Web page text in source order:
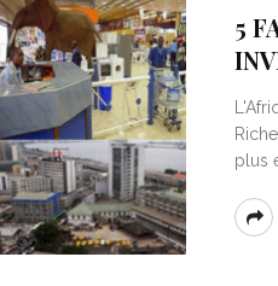
5
plus